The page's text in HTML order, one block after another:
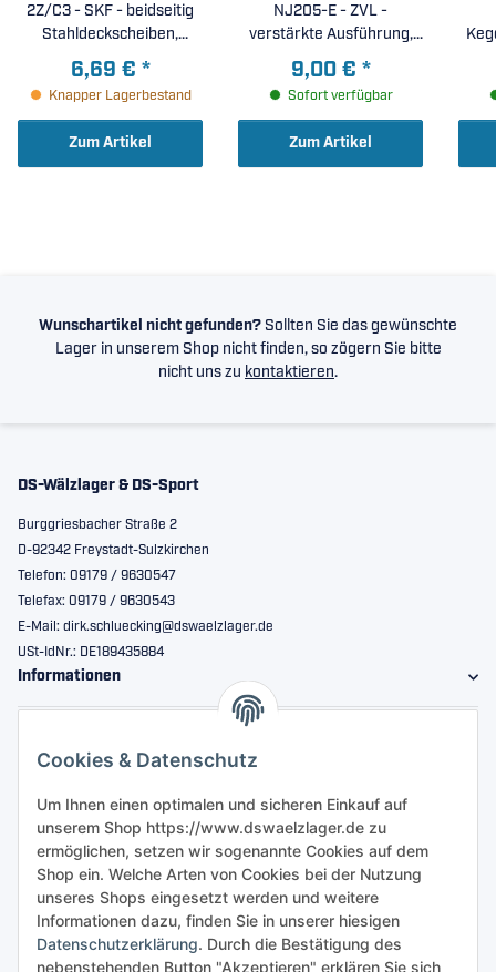
Cookies & Datenschutz
Um Ihnen einen optimalen und sicheren Einkauf auf
unserem Shop https://www.dswaelzlager.de zu
ermöglichen, setzen wir sogenannte Cookies auf dem
Shop ein. Welche Arten von Cookies bei der Nutzung
unseres Shops eingesetzt werden und weitere
Informationen dazu, finden Sie in unserer hiesigen
Datenschutzerklärung. Durch die Bestätigung des
nebenstehenden Button "Akzeptieren" erklären Sie sich
2Z/C3 - SKF - beidseitig
Stahldeckscheiben,
erhöhte radiale Lagerluft
C3 ( 25x52x15mm )
6,69 € *
Knapper Lagerbestand
Zum Artikel
NJ205-E - ZVL -
verstärkte Ausführung,
Stahlkäfig ( 25x52x15mm )
9,00 € *
Sofort verfügbar
Zum Artikel
Wunschartikel nicht gefunden? Sollten Sie das gewünschte
Lager in unserem Shop nicht finden, so zögern Sie bitte
nicht uns zu kontaktieren.
DS-Wälzlager & DS-Sport
Burggriesbacher Straße 2
D-92342 Freystadt-Sulzkirchen
Telefon: 09179 / 9630547
Telefax: 09179 / 9630543
E-Mail: dirk.schluecking@dswaelzlager.de
USt-IdNr.: DE189435884
Informationen
Sicher bestellen